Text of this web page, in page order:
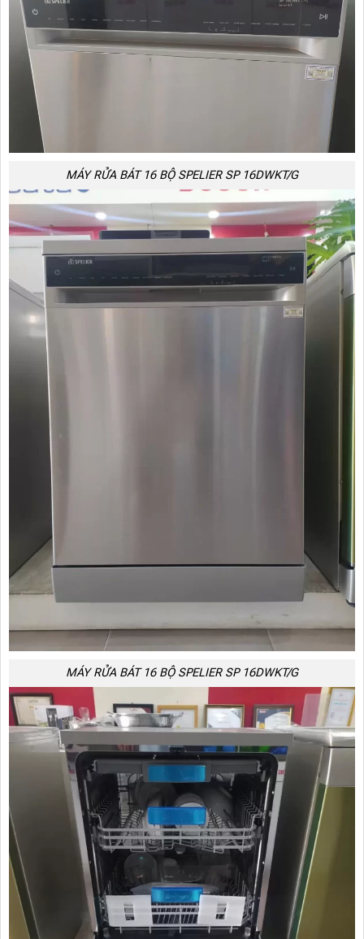
MÁY RỬA BÁT 16 BỘ SPELIER SP 16DWKT/G
MÁY RỬA BÁT 16 BỘ SPELIER SP 16DWKT/G